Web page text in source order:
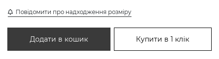
Повідомити про надходження розміру
Додати в кошик Купити в 1 клік